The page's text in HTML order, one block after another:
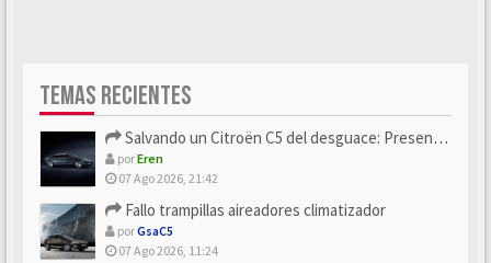
TEMAS RECIENTES
Salvando un Citroën C5 del desguace: Presentación y seguimiento
porEren
07 Ago 2026, 21:42
Fallo trampillas aireadores climatizador
porGsaC5
07 Ago 2026, 11:24